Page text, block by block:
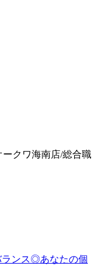
クワ海南店/総合職
ランス◎あなたの個